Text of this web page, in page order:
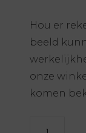
Hou er
beeld
onze
komen